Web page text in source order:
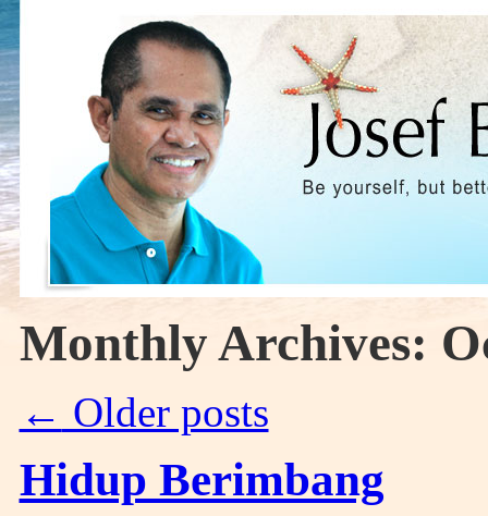
Monthly Archives:
← Older posts
Hidup Berimbang